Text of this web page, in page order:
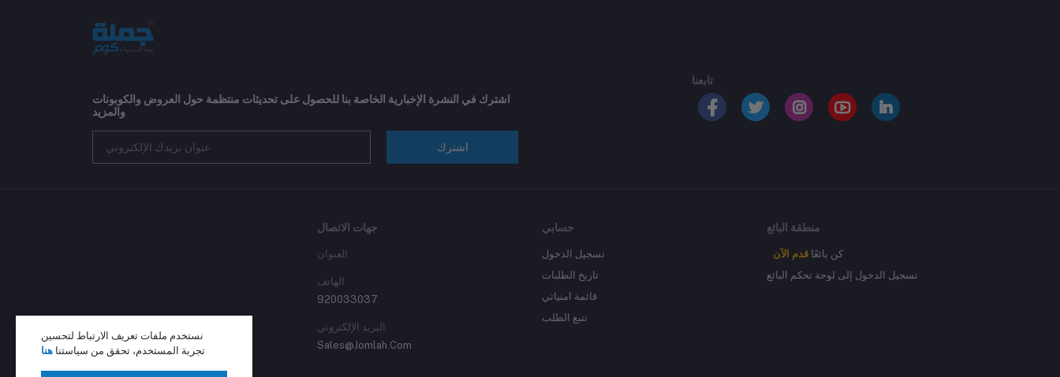
اشترك في النشرة الإخبارية الخاصة بنا للحصول على تحديثات منتظمة حول العروض والكوبونات
والمزيد
اشترك
تابعنا
جهات الاتصال
العنوان
الهاتف
920033037
البريد الإلكتروني
Sales@Jomlah.Com
حسابي
تسجيل الدخول
تاريخ الطلبات
قائمة امنياتي
تتبع الطلب
منطقة البائع
كن بائعًا قدم الآن
تسجيل الدخول إلى لوحة تحكم البائع
نستخدم ملفات تعريف الارتباط لتحسين
تجربة المستخدم، تحقق من سياستنا هنا